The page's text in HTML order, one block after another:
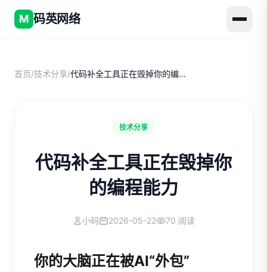
M 码英网络
首页/技术分享/ 代码补全工具正在毁掉你的编程能力
技术分享
代码补全工具正在毁掉你
的编程能力
小码 2026-05-22 70 阅读
你的大脑正在被AI“外包”